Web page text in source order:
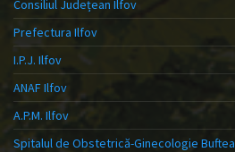
Consiliul Județean Ilfov
Prefectura Ilfov
I.P.J. Ilfov
ANAF Ilfov
A.P.M. Ilfov
Spitalul de Obstetrică-Ginecologie Buftea